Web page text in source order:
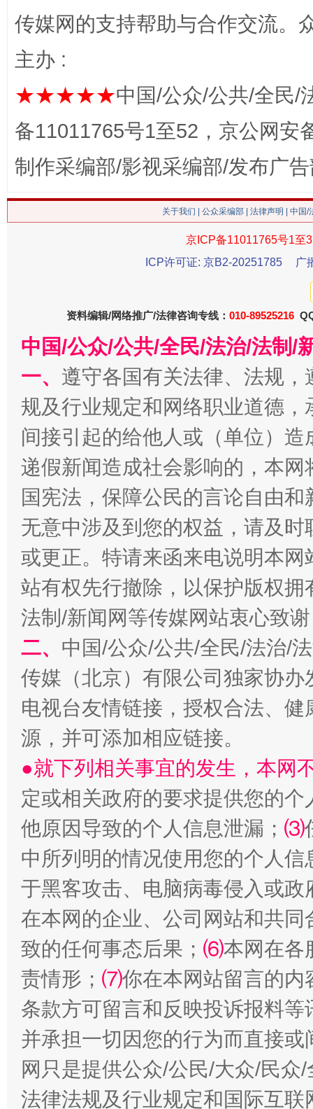
这是一记警钟！ 谢
在谋一域中谋全局
今
习近平的博鳌关键词
魏明亮
“刷贴”乱象丛生
生
揭批美国五大"原罪" "炒
解纷+调解+退费，一次搞定
传媒网的支持帮助与合作交流。
主办 :
★★★★★中国/公众/公共/全民/
备11011765号1至52，京公网安
制作采编部/影视采编部/发布广
关于我们 公众采编部 法律声明 | 中国
京ICP备11011765号1至
ICP许可证: 京B2-20251785
广
资料编辑/网络推广/法律咨询专线： 010-89525216
中国/公众/公共/全民/法治/法制/
一、 遵守各国有关法律、法规
规及行业规定和网络职业道德
间接引起的给他人或（单位）
递假新闻造成社会影响的，本
国宪法，保障公民的言论自由
无意中涉及到您的权益，请及
或更正。特请来函来电说明本
站有权先行撤除，以保护版权
法制/新闻网等传媒网站衷心致
二、 中国/公众/公共/全民/法治/
传媒（北京）有限公司独家协
电视台友情链接，授权合法、
源，并可添加相应链接。
●就下列相关事宜的发生，本网
定或相关政府的要求提供您的个
他原因导致的个人信息泄漏； ⑶
中所列明的情况使用您的个人
于黑客攻击、电脑病毒侵入或
在本网的企业、公司网站和共
致的任何事态后果； ⑹本网在各
责情形； ⑺你在本网站留言的内
条款方可留言和反映投诉报料
并承担一切因您的行为而直接
网只是提供公众/公民/大众/民
法律法规及行业规定和国际互